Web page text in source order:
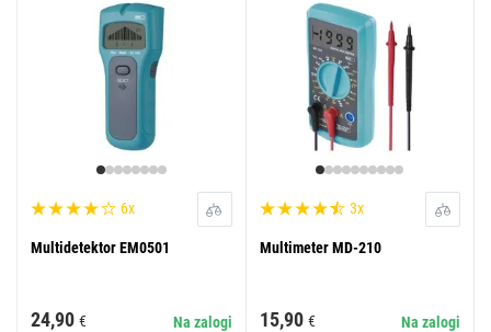
6x
Multidetektor EM0501
24,90 € Na zalogi
3x
Multimeter MD-210
15,90 € Na zalogi